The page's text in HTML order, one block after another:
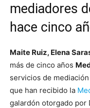
mediadores
hace cinco
Maite Ruiz, Elena
más de cinco años
servicios de
que han recibido la
galardón otorgado por